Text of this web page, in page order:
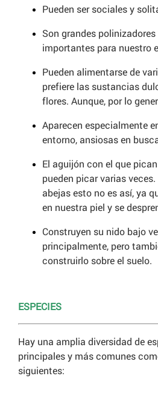
Pueden ser sociales y
Son grandes
importantes para nuestro
Pueden alimentarse de
prefiere las sustancias
flores. Aunque, por lo
Aparecen especialmente
entorno, ansiosas en
El aguijón con el que
pueden picar varias
abejas esto no es así, ya
en nuestra piel y se
Construyen su nido bajo
principalmente, pero
construirlo sobre el suelo.
ESPECIES
Hay una amplia diversidad de
principales y más comunes
siguientes: